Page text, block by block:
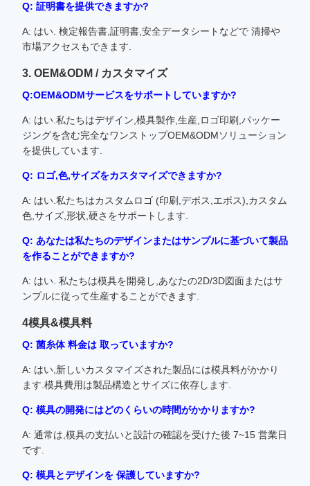
Q: 証明書を提供できますか?
A: はい. 検定報告書,証明書,安全データシートなどで 清掃や
市場アクセスもできます.
3. OEM&ODM / カスタマイズ
Q:OEM&ODMサービスをサポートしていますか?
A: はい.私たちはデザイン,模具製作,生産,ロゴ印刷,パッケー
ジングを含む完全なワンストップOEM&ODMソリューション
を提供しています.
Q: ロゴ,色,サイズをカスタマイズできますか?
A: はい.私たちはカスタムロゴ (印刷,デボス,エボス),カスタム
色,サイズ,形状,硬さをサポートします.
Q: あなたは私たちのデザインまたはサンプルに基づいて製品
を作ることができますか?
A: はい. 私たちは模具を開発し,あなたの2D/3D図面またはサ
ンプルに従って生産することができます.
4模具&模具料
Q: 菌糸体 料金は 取っていますか?
A: はい,新しいカスタマイズされた製品には模具料がかかり
ます.模具費用は製品構造とサイズに依存します.
Q: 模具の開発にはどのくらいの時間がかかりますか?
A: 通常は,模具の支払いと設計の確認を受けた後 7~15 営業日
です.
Q: 模具とデザインを 保護していますか?